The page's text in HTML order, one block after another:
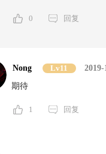
0 回复
Nong Lv11
期待
1 回复